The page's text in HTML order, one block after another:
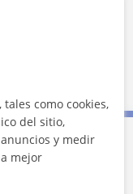
dar clase
como cookies,
del sitio,
y medir
mejor